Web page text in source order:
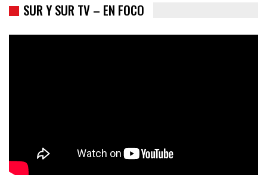
SUR Y SUR TV – EN FOCO